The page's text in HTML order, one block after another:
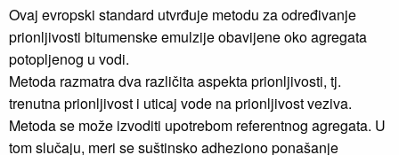
Ovaj evropski standard utvrđuje metodu za određivanje
prionljivosti bitumenske emulzije obavijene oko agregata
potopljenog u vodi.
Metoda razmatra dva različita aspekta prionljivosti, tj.
trenutna prionljivost i uticaj vode na prionljivost veziva.
Metoda se može izvoditi upotrebom referentnog agregata. U
tom slučaju, meri se suštinsko adheziono ponašanje